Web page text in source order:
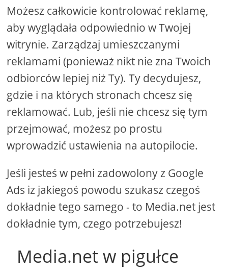
Możesz całkowicie kontrolować reklamę,
aby wyglądała odpowiednio w Twojej
witrynie. Zarządzaj umieszczanymi
reklamami (ponieważ nikt nie zna Twoich
odbiorców lepiej niż Ty). Ty decydujesz,
gdzie i na których stronach chcesz się
reklamować. Lub, jeśli nie chcesz się tym
przejmować, możesz po prostu
wprowadzić ustawienia na autopilocie.
Jeśli jesteś w pełni zadowolony z Google
Ads iz jakiegoś powodu szukasz czegoś
dokładnie tego samego - to Media.net jest
dokładnie tym, czego potrzebujesz!
Media.net w pigułce